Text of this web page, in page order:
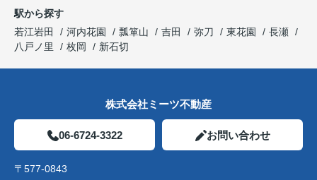
駅から探す
若江岩田
河内花園 瓢箪山 吉田 弥刀 東花園
長瀬
八戸ノ里
枚岡 新石切
株式会社ミーツ不動産
06-6724-3322 お問い合わせ
〒577-0843